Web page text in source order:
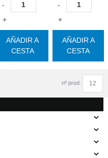
-
+
AÑADIR A
CESTA
-
+
AÑADIR A
CESTA
nº prod.